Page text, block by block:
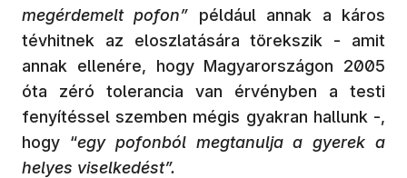
megérdemelt pofon” például annak a káros
tévhitnek az eloszlatására törekszik - amit
annak ellenére, hogy Magyarországon 2005
óta zéró tolerancia van érvényben a testi
fenyítéssel szemben mégis gyakran hallunk -,
hogy “egy pofonból megtanulja a gyerek a
helyes viselkedést”.